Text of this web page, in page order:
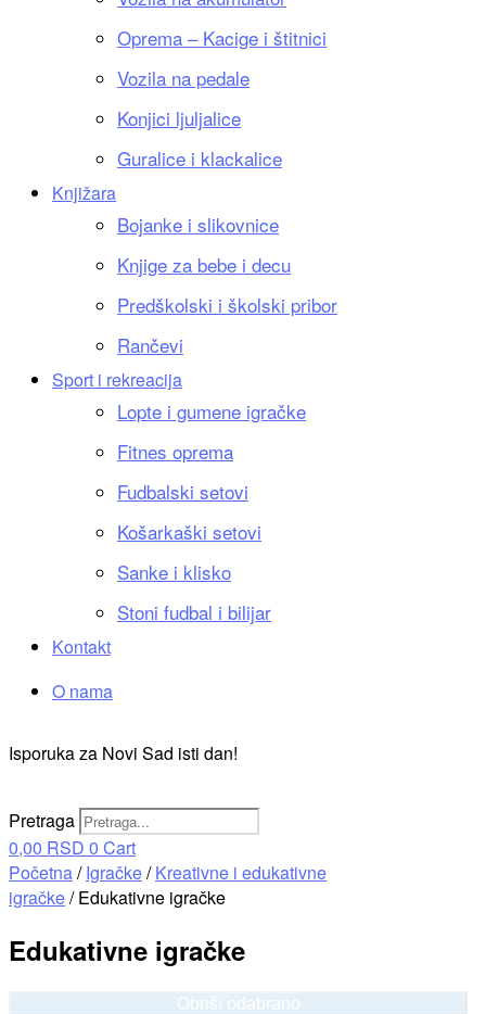
Oprema – Kacige i štitnici
Vozila na pedale
Konjici ljuljalice
Guralice i klackalice
Knjižara
Bojanke i slikovnice
Knjige za bebe i decu
Predškolski i školski pribor
Rančevi
Sport i rekreacija
Lopte i gumene igračke
Fitnes oprema
Fudbalski setovi
Košarkaški setovi
Sanke i klisko
Stoni fudbal i bilijar
Kontakt
O nama
Isporuka za Novi Sad isti dan!
Pretraga
0,00 RSD 0 Cart
Početna/Igračke/Kreativne i edukativne
igračke/ Edukativne igračke
Edukativne igračke
Obriši odabrano